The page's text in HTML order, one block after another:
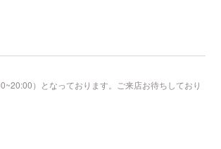
）となっております。ご来店お待ちしており